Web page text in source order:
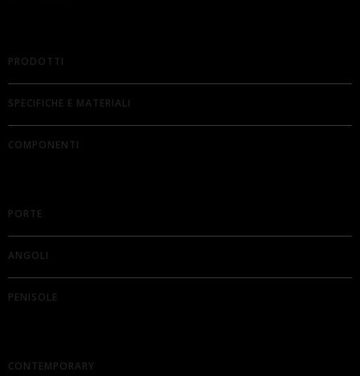
PRODOTTI
SPECIFICHE E MATERIALI
COMPONENTI
PORTE
ANGOLI
PENISOLE
CONTEMPORARY